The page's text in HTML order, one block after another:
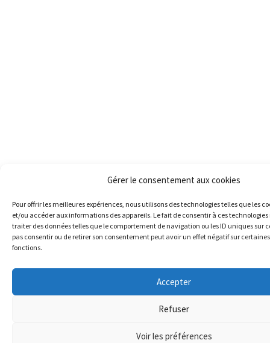
Gérer le consentement aux cookies
Pour offrir les meilleures expériences, nous utilisons des technologies telles que les
et/ou accéder aux informations des appareils. Le fait de consentir à ces
traiter des données telles que le comportement de navigation ou les ID uniques sur
pas consentir ou de retirer son consentement peut avoir un effet négatif sur
fonctions.
Accepter
Refuser
Voir les préférences